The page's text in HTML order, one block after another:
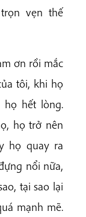
vẹn thế
ơn rồi mắc
tôi, khi họ
hết lòng.
họ trở nên
họ quay ra
nổi nữa,
tại sao lại
mạnh mẽ.